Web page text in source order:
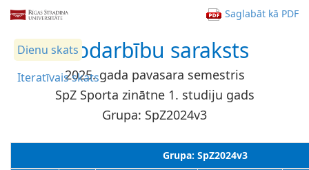
Saglabāt kā PDF
Dienu skats
Iteratīvais skats
Nodarbību saraksts
2025. gada pavasara semestris
SpZ Sporta zinātne 1. studiju gads
Grupa: SpZ2024v3
Grupa: SpZ2024v3